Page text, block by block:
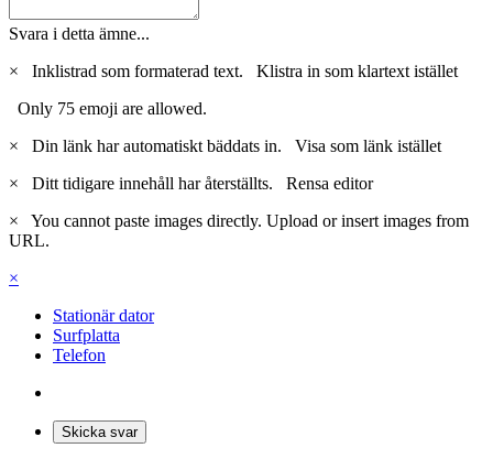
Svara i detta ämne...
×
Inklistrad som formaterad text. Klistra in som klartext istället
Only 75 emoji are allowed.
×
Din länk har automatiskt bäddats in. Visa som länk istället
×
Ditt tidigare innehåll har återställts. Rensa editor
×
You cannot paste images directly. Upload or insert images from
URL.
×
Stationär dator
Surfplatta
Telefon
Skicka svar